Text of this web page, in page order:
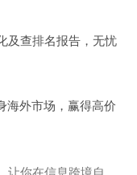
及查排名报告，无忧
海外市场，赢得高价
让你在信息跨境自